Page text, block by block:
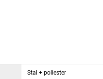
Stal + poliester